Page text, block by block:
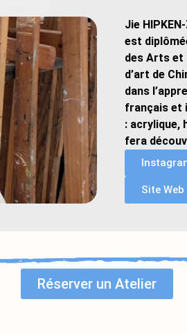
Jie
est
des Arts et
d’art de
dans
français et
: acrylique,
fera
Site Web
Réserver un Atelier